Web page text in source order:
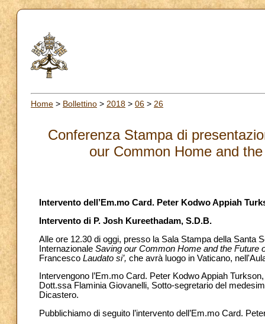
Home > Bollettino > 2018 > 06 > 26
Conferenza Stampa di
our Common Home and
Intervento dell’Em.mo Card. Peter Kodwo Appiah
Intervento di P. Josh Kureethadam, S.D.B.
Alle ore 12.30 di oggi, presso la Sala Stampa della Santa
Internazionale Saving our Common Home and the Future
Francesco Laudato si’, che avrà luogo in Vaticano,
Intervengono l’Em.mo Card. Peter Kodwo Appiah
Dott.ssa Flaminia Giovanelli, Sotto-segretario del
Dicastero.
Pubblichiamo di seguito l’intervento dell’Em.mo Card.